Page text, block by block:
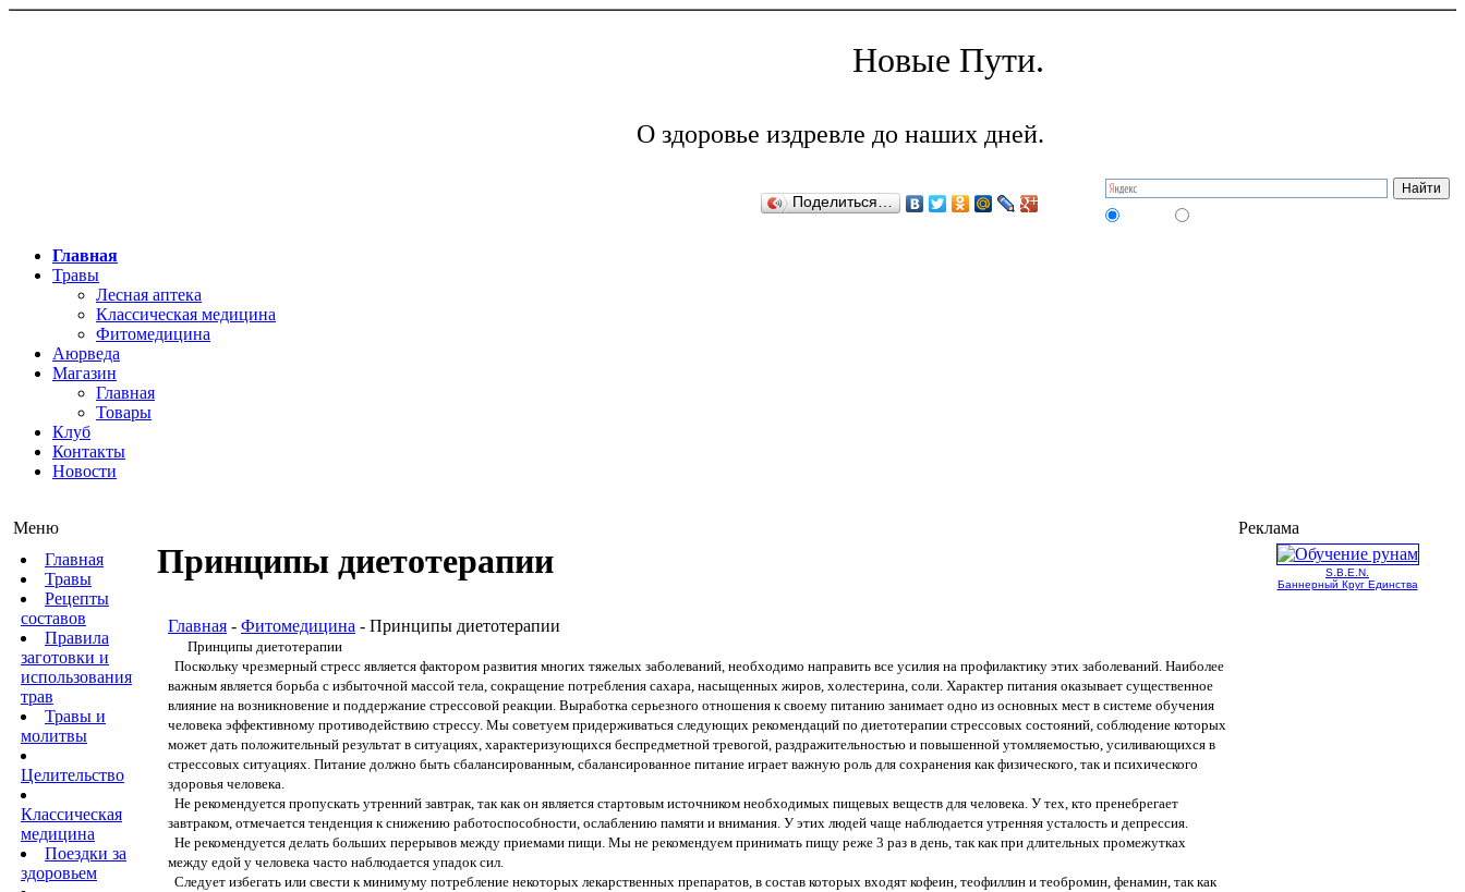
Новые Пути.
О здоровье издревле до наших дней.
Поделиться…
Главная
Травы
Лесная аптека
Классическая медицина
Фитомедицина
Аюрведа
Магазин
Главная
Товары
Клуб
Контакты
Новости
Меню
Главная
Травы
Рецепты
составов
Правила
заготовки и
использования
трав
Травы и
молитвы
Целительство
Классическая
медицина
Поездки за
здоровьем
Принципы диетотерапии
Главная - Фитомедицина - Принципы диетотерапии
Принципы диетотерапии
Поскольку чрезмерный стресс является фактором развития многих тяжелых заболеваний, необходимо направить все усилия на профилактику этих заболеваний. Наиболее
важным является борьба с избыточной массой тела, сокращение потребления сахара, насыщенных жиров, холестерина, соли. Характер питания оказывает существенное
влияние на возникновение и поддержание стрессовой реакции. Выработка серьезного отношения к своему питанию занимает одно из основных мест в системе обучения
человека эффективному противодействию стрессу. Мы советуем придерживаться следующих рекоменда­ций по диетотерапии стрессовых состояний, соблюдение которых
может дать положительный результат в ситуациях, характеризующихся беспредметной тревогой, раздражительностью и повышенной утомляемостью, усиливающихся в
стрессовых ситуациях. Питание должно быть сбалансированным, сбалансированное питание играет важную роль для сохранения как физического, так и психического
здоровья человека.
Не рекомендуется пропускать утренний завтрак, так как он является стартовым источником необходимых пищевых веществ для человека. У тех, кто пренебрегает
завтраком, отмечается тенденция к снижению работоспособности, ослаблению памяти и внимания. У этих людей чаще наблюдается утренняя усталость и депрессия.
Не рекомендуется делать больших перерывов между приемами пищи. Мы не рекомендуем принимать пищу реже 3 раз в день, так как при длительных промежутках
между едой у человека часто наблюдается упадок сил.
Следует избегать или свести к минимуму потребление некоторых лекарственных препаратов, в состав которых входят кофеин, теофиллин и теобромин, фенамин, так как
Реклама
S.B.E.N.
Баннерный Круг Единства